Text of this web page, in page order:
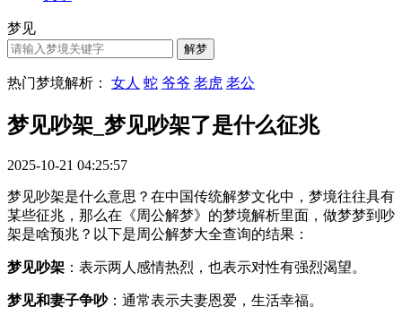
梦见
热门梦境解析： 女人 蛇 爷爷 老虎 老公
梦见吵架_梦见吵架了是什么征兆
2025-10-21 04:25:57
梦见吵架是什么意思？在中国传统解梦文化中，梦境往往具有
某些征兆，那么在《周公解梦》的梦境解析里面，做梦梦到吵
架是啥预兆？以下是周公解梦大全查询的结果：
梦见吵架 ：表示两人感情热烈，也表示对性有强烈渴望。
梦见和妻子争吵：通常表示夫妻恩爱，生活幸福。